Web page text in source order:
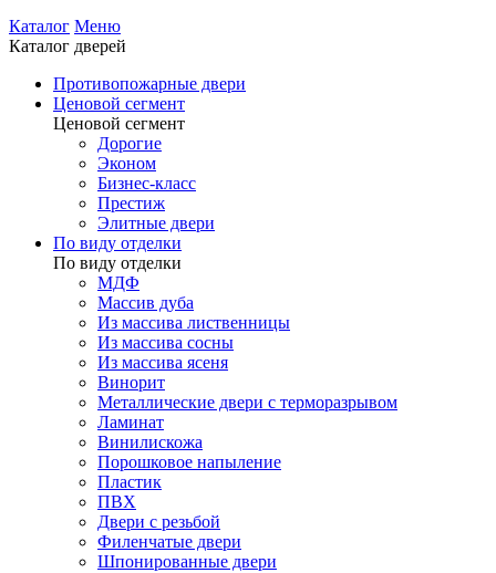
Каталог Меню
Каталог дверей
Противопожарные двери
Ценовой сегмент
Ценовой сегмент
Дорогие
Эконом
Бизнес-класс
Престиж
Элитные двери
По виду отделки
По виду отделки
МДФ
Массив дуба
Из массива лиственницы
Из массива сосны
Из массива ясеня
Винорит
Металлические двери с терморазрывом
Ламинат
Винилискожа
Порошковое напыление
Пластик
ПВХ
Двери с резьбой
Филенчатые двери
Шпонированные двери